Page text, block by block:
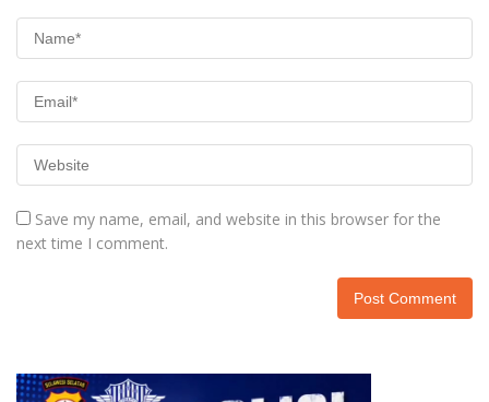
Save my name, email, and website in this browser for the
next time I comment.